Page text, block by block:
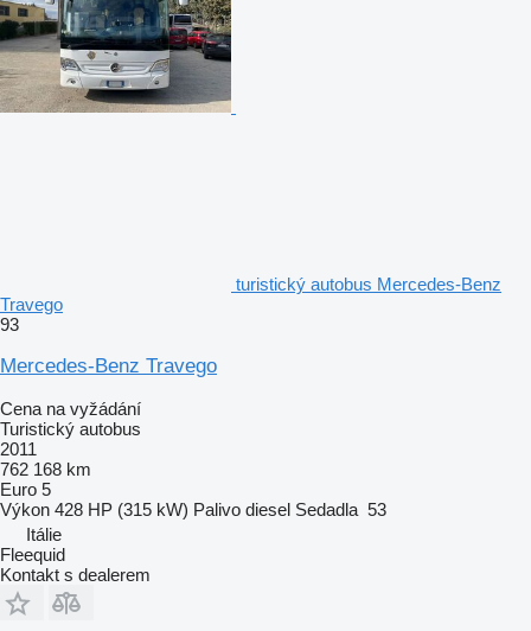
turistický autobus Mercedes-Benz
Travego
93
Mercedes-Benz Travego
Cena na vyžádání
Turistický autobus
2011
762 168 km
Euro 5
Výkon 428 HP (315 kW) Palivo diesel Sedadla 53
Itálie
Fleequid
Kontakt s dealerem